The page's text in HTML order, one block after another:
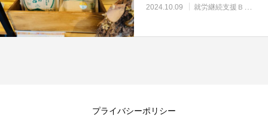
2024.10.09 就労継続支援Ｂ型・ニコプレイス
プライバシーポリシー